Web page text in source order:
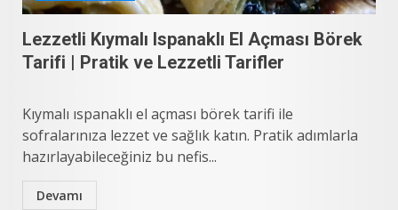
Lezzetli Kıymalı Ispanaklı El Açması Börek
Tarifi | Pratik ve Lezzetli Tarifler
Kıymalı ıspanaklı el açması börek tarifi ile
sofralarınıza lezzet ve sağlık katın. Pratik adımlarla
hazırlayabileceğiniz bu nefis...
Devamı